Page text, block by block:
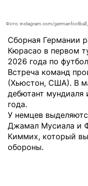
Фото: instagram.com/
Сборная Германии
Кюрасао в первом
2026 года по
Встреча команд
(Хьюстон, США). В
дебютант мундиаля
года.
У немцев
Джамал Мусиала и
Киммих, который
обороны.